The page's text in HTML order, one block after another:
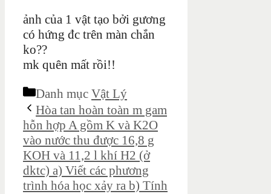
ảnh của 1 vật tạo bởi gương
có hứng đc trên màn chắn
ko??
mk quên mất rồi!!
Danh mục Vật Lý
Hòa tan hoàn toàn m gam
hỗn hợp A gồm K và K2O
vào nước thu được 16,8 g
KOH và 11,2 l khí H2 (ở
dktc) a) Viết các phương
trình hóa học xảy ra b) Tính